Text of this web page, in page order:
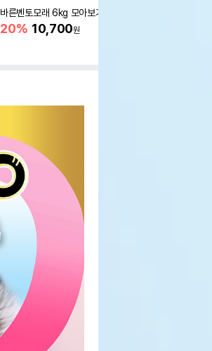
바른벤토모래 6kg 모아보기
20% 10,700원